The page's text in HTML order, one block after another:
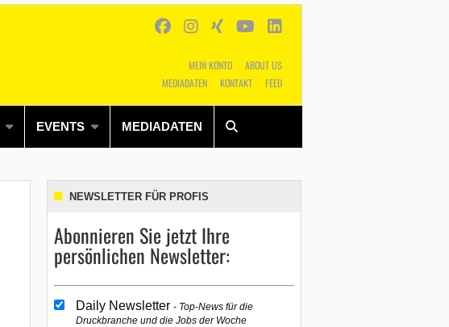
MEIN KONTO
ABOUT US
MEDIADATEN
KONTAKT FEED
EVENTS MEDIADATEN
Alles Shop SUCHEN
NEWSLETTER FÜR PROFIS
Abonnieren Sie jetzt Ihre
persönlichen Newsletter:
Daily Newsletter Top-News für die
Druckbranche und die Jobs der Woche